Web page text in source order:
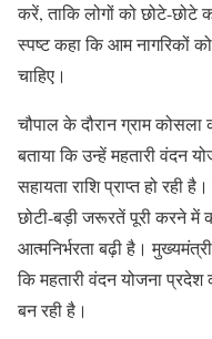
करें, ताकि लोगों को छोटे-छोटे
स्पष्ट कहा कि आम नागरिकों
चाहिए।
चौपाल के दौरान ग्राम कोसला
बताया कि उन्हें महतारी वंदन
सहायता राशि प्राप्त हो रही
छोटी-बड़ी जरूरतें पूरी करने में
आत्मनिर्भरता बढ़ी है।
कि महतारी वंदन योजना
बन रही है।